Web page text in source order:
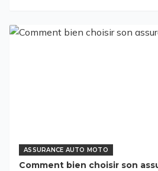
ASSURANCE AUTO MOTO
Comment bien choisir son